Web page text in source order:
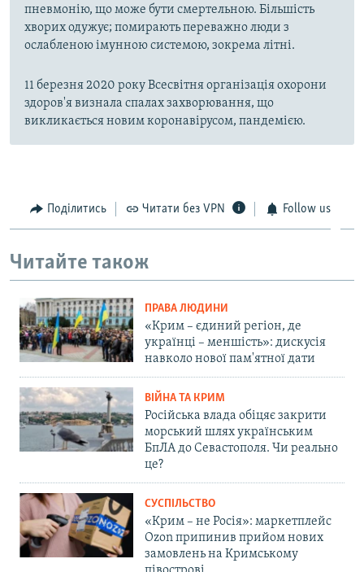
пневмонію, що може бути смертельною. Більшість
хворих одужує; помирають переважно люди з
ослабленою імунною системою, зокрема літні.
11 березня 2020 року Всесвітня організація охорони
здоров'я визнала спалах захворювання, що
викликається новим коронавірусом, пандемією.
Поділитись Читати без VPN Follow us
Читайте також
ПРАВА ЛЮДИНИ
«Крим – єдиний регіон, де
українці – меншість»: дискусія
навколо нової пам'ятної дати
ВІЙНА ТА КРИМ
Російська влада обіцяє закрити
морський шлях українським
БпЛА до Севастополя. Чи реально
це?
СУСПІЛЬСТВО
«Крим – не Росія»: маркетплейс
Ozon припинив прийом нових
замовлень на Кримському